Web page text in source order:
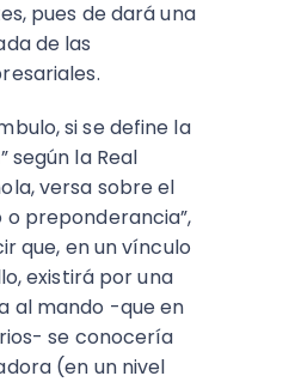
pues de dará una
de las
si se define la
según la Real
versa sobre el
o preponderancia”,
que, en un vínculo
existirá por una
al mando -que en
se conocería
(en un nivel